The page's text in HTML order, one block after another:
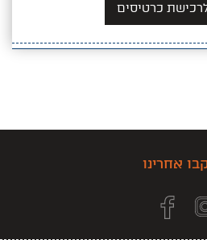
כרטיסים
אחרינו